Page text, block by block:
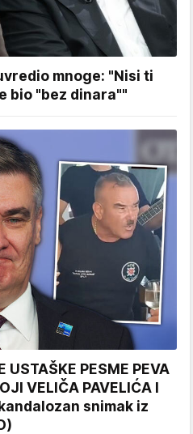
mnoge: "Nisi ti
bio "bez dinara""
USTAŠKE PESME PEVA
VELIČA PAVELIĆA I
snimak iz